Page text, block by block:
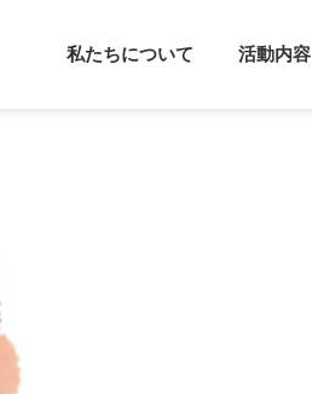
私たちについて 活動内容